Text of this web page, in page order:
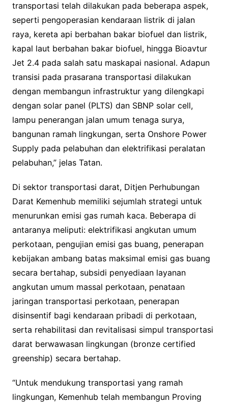
transportasi telah dilakukan pada beberapa aspek,
seperti pengoperasian kendaraan listrik di jalan
raya, kereta api berbahan bakar biofuel dan listrik,
kapal laut berbahan bakar biofuel, hingga Bioavtur
Jet 2.4 pada salah satu maskapai nasional. Adapun
transisi pada prasarana transportasi dilakukan
dengan membangun infrastruktur yang dilengkapi
dengan solar panel (PLTS) dan SBNP solar cell,
lampu penerangan jalan umum tenaga surya,
bangunan ramah lingkungan, serta Onshore Power
Supply pada pelabuhan dan elektrifikasi peralatan
pelabuhan,” jelas Tatan.
Di sektor transportasi darat, Ditjen Perhubungan
Darat Kemenhub memiliki sejumlah strategi untuk
menurunkan emisi gas rumah kaca. Beberapa di
antaranya meliputi: elektrifikasi angkutan umum
perkotaan, pengujian emisi gas buang, penerapan
kebijakan ambang batas maksimal emisi gas buang
secara bertahap, subsidi penyediaan layanan
angkutan umum massal perkotaan, penataan
jaringan transportasi perkotaan, penerapan
disinsentif bagi kendaraan pribadi di perkotaan,
serta rehabilitasi dan revitalisasi simpul transportasi
darat berwawasan lingkungan (bronze certified
greenship) secara bertahap.
“Untuk mendukung transportasi yang ramah
lingkungan, Kemenhub telah membangun Proving